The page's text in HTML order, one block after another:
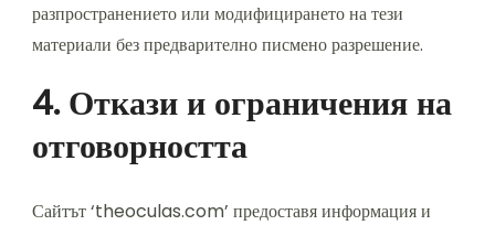
разпространението или модифицирането на тези
материали без предварително писмено разрешение.
4. Откази и ограничения на
отговорността
Сайтът ‘theoculas.com’ предоставя информация и